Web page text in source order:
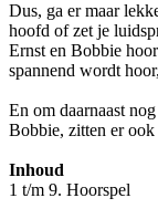
Dus, ga er maar
hoofd of zet je
Ernst en Bobbie
spannend wordt
En om daarnaast
Bobbie, zitten er
Inhoud
1 t/m 9. Hoorspel